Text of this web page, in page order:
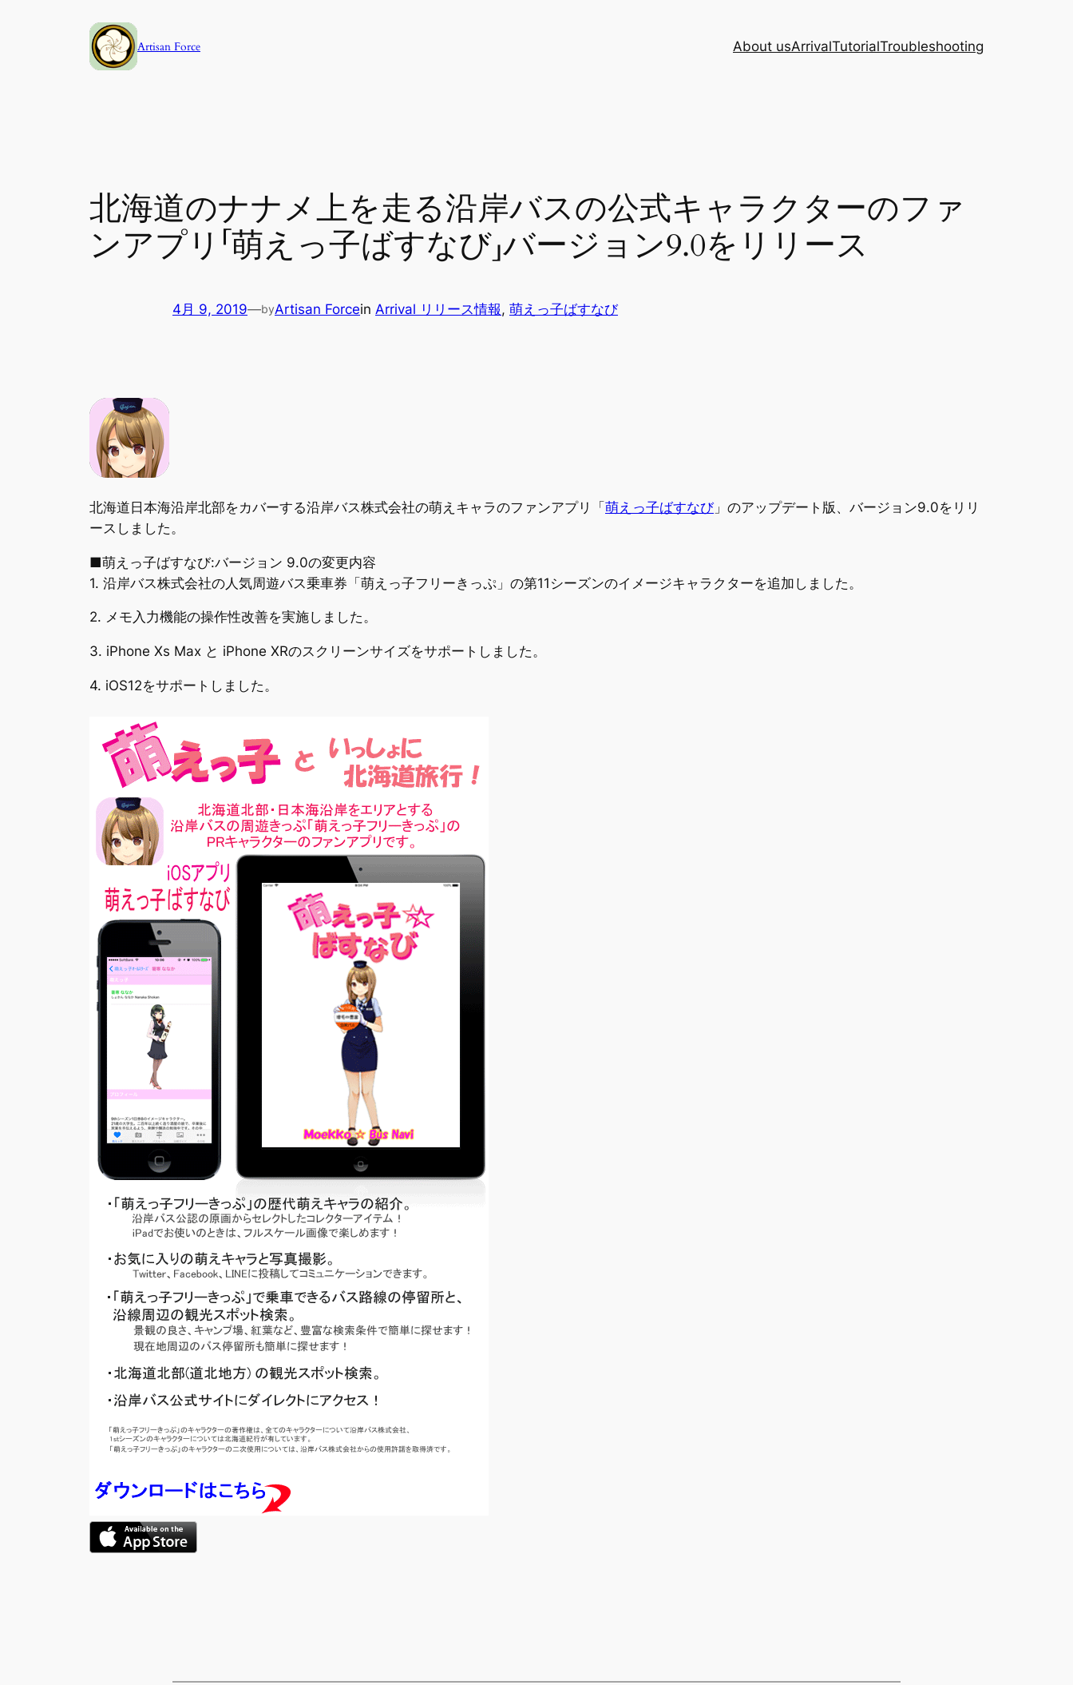
Artisan Force About usArrivalTutorialTroubleshooting
北海道のナナメ上を走る沿岸バスの公式キャラクターのファ
ンアプリ「萌えっ子ばすなび」バージョン9.0をリリース
4月 9, 2019—byArtisan Forcein Arrival リリース情報, 萌えっ子ばすなび
北海道日本海沿岸北部をカバーする沿岸バス株式会社の萌えキャラのファンアプリ「萌えっ子ばすなび 」のアップデート版、バージョン9.0をリリ
ースしました。
■萌えっ子ばすなび:バージョン 9.0の変更内容
1. 沿岸バス株式会社の人気周遊バス乗車券「萌えっ子フリーきっぷ」の第11シーズンのイメージキャラクターを追加しました。
2. メモ入力機能の操作性改善を実施しました。
3. iPhone Xs Max と iPhone XRのスクリーンサイズをサポートしました。
4. iOS12をサポートしました。